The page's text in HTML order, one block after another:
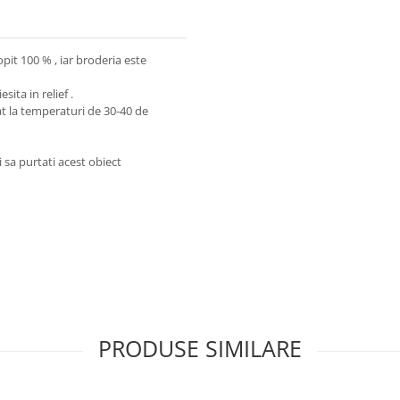
100 % , iar broderia este
in relief .
la temperaturi de 30-40 de
purtati acest obiect
PRODUSE SIMILARE